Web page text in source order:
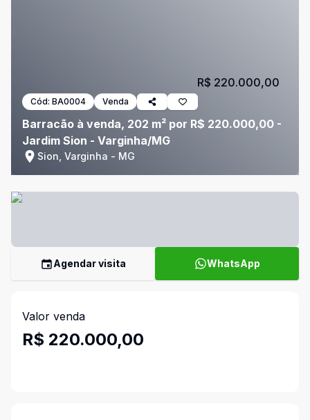
Cód: BA0004 Venda
Barracão à venda, 202 m² por R$ 220.000,00 -
Jardim Sion - Varginha/MG
Sion, Varginha - MG
R$ 220.000,00
Agendar visita WhatsApp
Valor venda
R$ 220.000,00